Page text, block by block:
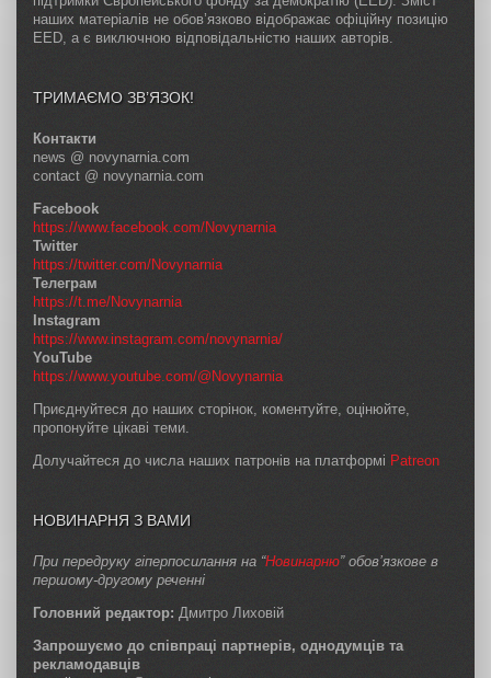
наших матеріалів не обов’язково відображає офіційну позицію
EED, а є виключною відповідальністю наших авторів.
ТРИМАЄМО ЗВ’ЯЗОК!
Контакти
news @ novynarnia.com
contact @ novynarnia.com
Facebook
https://www.facebook.com/Novynarnia
Twitter
https://twitter.com/Novynarnia
Телеграм
https://t.me/Novynarnia
Instagram
https://www.instagram.com/novynarnia/
YouTube
https://www.youtube.com/@Novynarnia
Приєднуйтеся до наших сторінок, коментуйте, оцінюйте,
пропонуйте цікаві теми.
Долучайтеся до числа наших патронів на платформі Patreon
НОВИНАРНЯ З ВАМИ
При передруку гіперпосилання на “Новинарню” обов’язкове в
першому-другому реченні
Головний редактор: Дмитро Лиховій
Запрошуємо до співпраці партнерів, однодумців та
рекламодавців